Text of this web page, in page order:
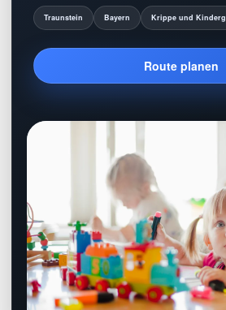
Traunstein Bayern Krippe und
Route planen